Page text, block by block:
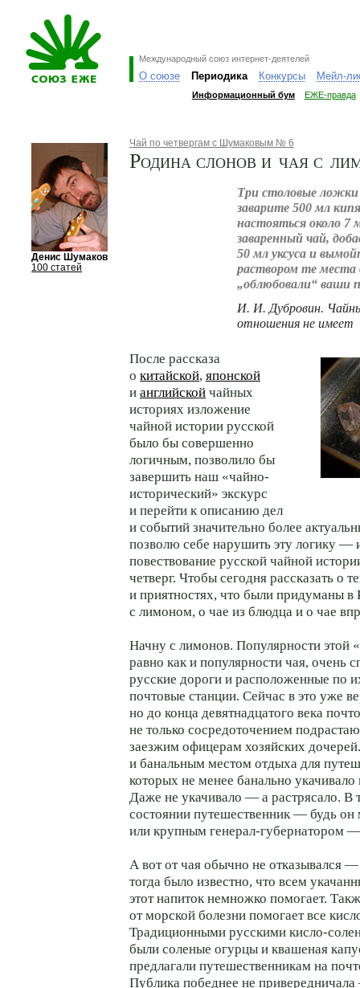
Международный союз интернет-деятелей
О союзе Периодика Конкурсы Мейл-
Информационный бум ЕЖЕ-правда
Денис Шумаков
100 статей
Чай по четвергам с Шумаковым № 6
Родина слонов и чая с
Три столовые ложки
заварите 500 мл
настояться около 7
заваренный чай,
50 мл уксуса и
раствором те места
„облюбовали“ ваши
И. И. Дубровин.
отношения не имеет
После рассказа
о китайской, японской
и английской чайных
историях изложение
чайной истории русской
было бы совершенно
логичным, позволило бы
завершить наш «чайно-
исторический» экскурс
и перейти к описанию дел
и событий значительно более
позволю себе нарушить эту логику —
повествование русской чайной
четверг. Чтобы сегодня рассказать о
и приятностях, что были придуманы в
с лимоном, о чае из блюдца и о чае
Начну с лимонов. Популярности этой
равно как и популярности чая, очень
русские дороги и расположенные по
почтовые станции. Сейчас в это уже
но до конца девятнадцатого века
не только сосредоточением
заезжим офицерам хозяйских
и банальным местом отдыха для
которых не менее банально
Даже не укачивало — а растрясало. В
состоянии путешественник — будь
или крупным генерал-губернатором —
А вот от чая обычно не отказывался
тогда было известно, что всем
этот напиток немножко помогает.
от морской болезни помогает все
Традиционными русскими кисло-
были соленые огурцы и квашеная
предлагали путешественникам на
Публика победнее не